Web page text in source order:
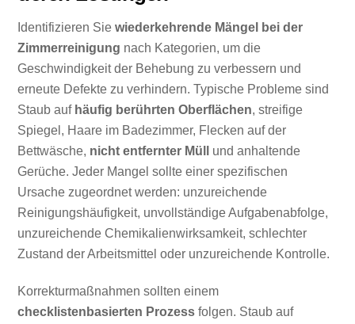
Identifizieren Siewiederkehrende Mängel bei der
Zimmerreinigung nach Kategorien, um die
Geschwindigkeit der Behebung zu verbessern und
erneute Defekte zu verhindern. Typische Probleme sind
Staub auf häufig berührten Oberflächen, streifige
Spiegel, Haare im Badezimmer, Flecken auf der
Bettwäsche, nicht entfernter Müll
und anhaltende
Gerüche. Jeder Mangel sollte einer spezifischen
Ursache zugeordnet werden: unzureichende
Reinigungshäufigkeit, unvollständige Aufgabenabfolge,
unzureichende Chemikalienwirksamkeit, schlechter
Zustand der Arbeitsmittel oder unzureichende Kontrolle.
Korrekturmaßnahmen sollten einem
checklistenbasierten Prozess folgen. Staub auf